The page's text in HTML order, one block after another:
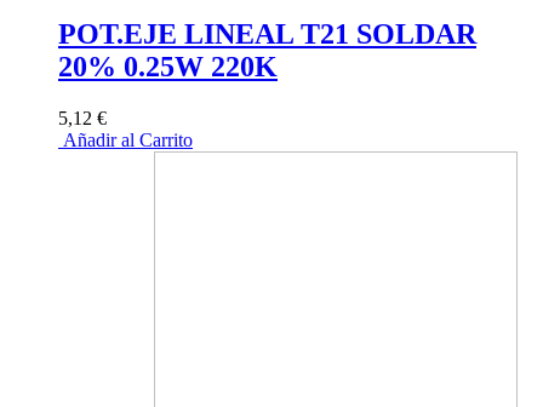
POT.EJE LINEAL T21 SOLDAR
20% 0.25W 220K
5,12 €
Añadir al Carrito